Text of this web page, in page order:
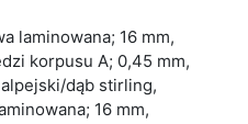
laminowana; 16 mm,
korpusu A; 0,45 mm,
dąb stirling,
16 mm,